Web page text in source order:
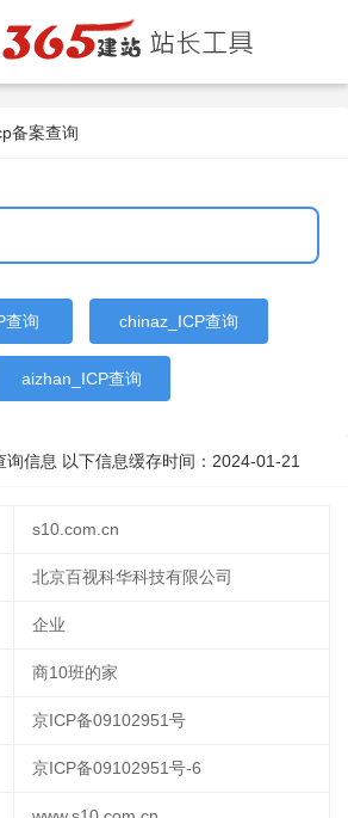
备案查询
查询 chinaz_ICP查询
aizhan_ICP查询
信息 以下信息缓存时间： 2024-01-21
s10.com.cn
北京百视科华科技有限公司
企业
商10班的家
京ICP备09102951号
京ICP备09102951号-6